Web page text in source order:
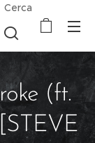
Cerca
(ft.